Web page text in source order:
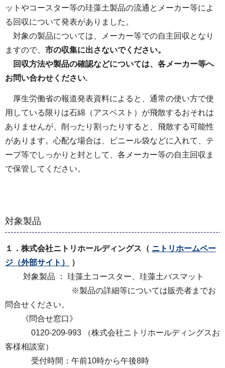
ットやコースター等の珪藻土製品の流通とメーカー等によ
る回収について発表がありました。
対象の製品については、メーカー等での自主回収となり
ますので、 市の収集に出さないでください。
回収方法や製品の確認などについては、各メーカー等へ
お問い合わせください.
厚生労働省の報道発表資料によると、通常の使い方で使
用している限りは石綿（アスベスト）が飛散するおそれは
ありませんが、削ったり割ったりすると、飛散する可能性
があります。心配な場合は、ビニール袋などに入れて、テ
ープ等でしっかりと封として、各メーカー等の自主回収ま
で保管してください。
対象製品
１．株式会社ニトリホールディングス（ ニトリホームペー
ジ （外部サイト）
）
対象製品 ： 珪藻土コースター、珪藻土バスマット
※製品の詳細等については販売者までお
問合せください。
《問合せ窓口》
0120-209-993 （株式会社ニトリホールディングスお
客様相談室）
受付時間：午前10時から午後8時